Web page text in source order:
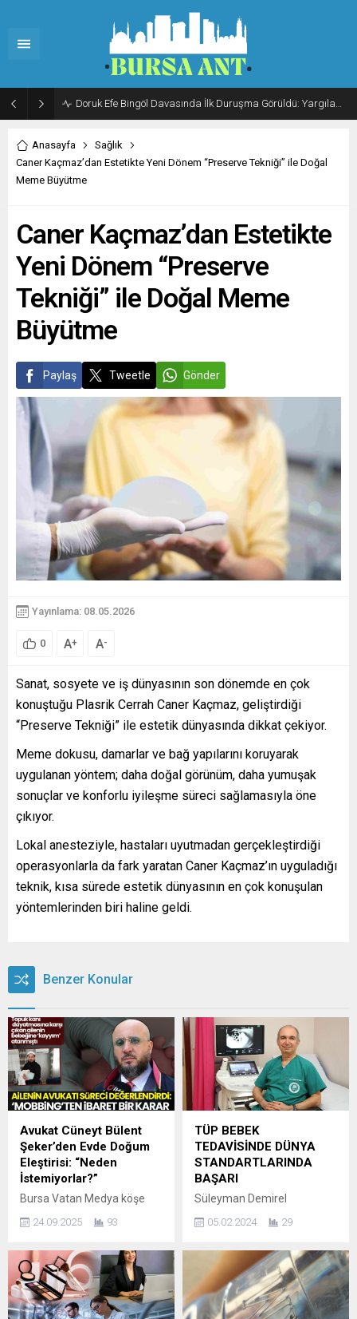
Doruk Efe Bingöl Davasında İlk Duruşma Görüldü: Yargılama 20 Ekim 2026’ya Ertelendi
Anasayfa
Sağlık
Caner Kaçmaz’dan Estetikte Yeni Dönem “Preserve Tekniği” ile Doğal
Meme Büyütme
Caner Kaçmaz’dan Estetikte
Yeni Dönem “Preserve
Tekniği” ile Doğal Meme
Büyütme
Paylaş Tweetle Gönder
Yayınlama: 08.05.2026
0 A+ A-
Sanat, sosyete ve iş dünyasının son dönemde en çok
konuştuğu Plasrik Cerrah Caner Kaçmaz, geliştirdiği
“Preserve Tekniği” ile estetik dünyasında dikkat çekiyor.
Meme dokusu, damarlar ve bağ yapılarını koruyarak
uygulanan yöntem; daha doğal görünüm, daha yumuşak
sonuçlar ve konforlu iyileşme süreci sağlamasıyla öne
çıkıyor.
Lokal anesteziyle, hastaları uyutmadan gerçekleştirdiği
operasyonlarla da fark yaratan Caner Kaçmaz’ın uyguladığı
teknik, kısa sürede estetik dünyasının en çok konuşulan
yöntemlerinden biri haline geldi.
Benzer Konular
Avukat Cüneyt Bülent
Şeker’den Evde Doğum
Eleştirisi: “Neden
İstemiyorlar?”
Bursa Vatan Medya köşe
Bülent Şeker, evde ve doğal
çeken bir yazı kaleme aldı.
Şeker, doğum hakkının hem
sağlık açısından güvenli hem
de temel insan hakkı
24.09.2025 93
TÜP BEBEK
TEDAVİSİNDE DÜNYA
STANDARTLARINDA
BAŞARI
Süleyman Demirel
Bebek Merkezi, tüp bebek
standartlarını yakaladı.
Dünya çapında genç
kadınlarda ortalama tüp
bebek başarı oranı yaklaşık
05.02.2024 29